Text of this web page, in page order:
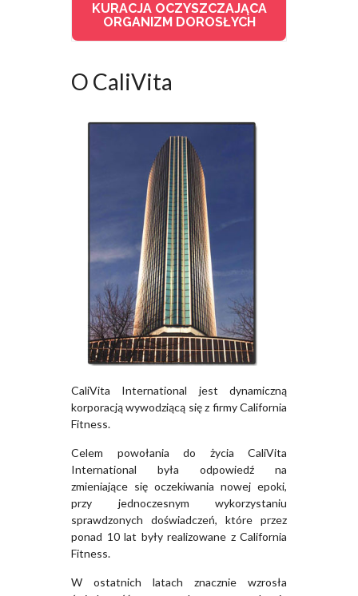
KURACJA OCZYSZCZAJĄCA
ORGANIZM DOROSŁYCH
O CaliVita
CaliVita International jest dynamiczną
korporacją wywodziącą się z firmy California
Fitness.
Celem powołania do życia CaliVita
International była odpowiedź na
zmieniające się oczekiwania nowej epoki,
przy jednoczesnym wykorzystaniu
sprawdzonych doświadczeń, które przez
ponad 10 lat były realizowane z California
Fitness.
W ostatnich latach znacznie wzrosła